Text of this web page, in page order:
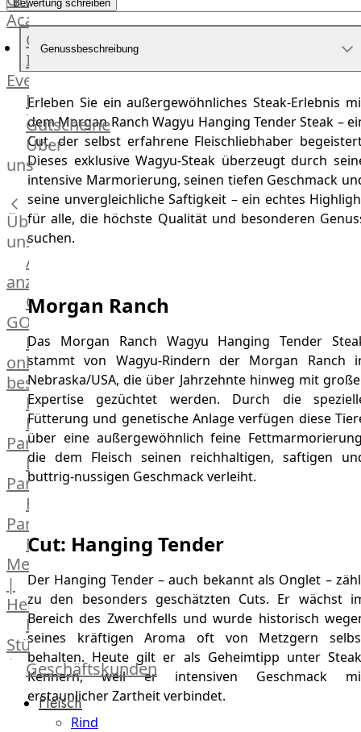
Academy
OTTO@Home
Individuelle
Events
Partner
Kalender
Gästehaus
Villa
Glanzstoff
Gutscheine
Über
uns
Über
uns
Alle
anzeigen
OTTO
GOURMET
Lebensmittel
online
bestellen
Karriere
Kochschul-
Partner
Depot-
Partner
Frischetheken-
Partner
Männer
Metzger
|
Heinsberg
Feinkost
Stüttgen
|
Düsseldorf
The
Geschäftskunden
Fleisch
Rind
Bewertung schreiben
Genussbeschreibung
Erleben Sie ein außergewöhnliches Steak-Erlebnis
dem Morgan Ranch Wagyu Hanging Tender Steak –
Cut, der selbst erfahrene Fleischliebhaber
Dieses exklusive Wagyu-Steak überzeugt durch
intensive Marmorierung, seinen tiefen Geschmack
seine unvergleichliche Saftigkeit – ein echtes
für alle, die höchste Qualität und besonderen
suchen.
Morgan Ranch
Das Morgan Ranch Wagyu Hanging Tender
stammt von Wagyu-Rindern der Morgan Ranch
Nebraska/USA, die über Jahrzehnte hinweg mit
Expertise gezüchtet werden. Durch die
Fütterung und genetische Anlage verfügen diese
über eine außergewöhnlich feine
die dem Fleisch seinen reichhaltigen, saftigen
buttrig-nussigen Geschmack verleiht.
Cut: Hanging Tender
Der Hanging Tender – auch bekannt als Onglet –
zu den besonders geschätzten Cuts. Er wächst
Bereich des Zwerchfells und wurde historisch
seines kräftigen Aroma oft von Metzgern
behalten. Heute gilt er als Geheimtipp unter
Kennern, weil er intensiven Geschmack
erstaunlicher Zartheit verbindet.